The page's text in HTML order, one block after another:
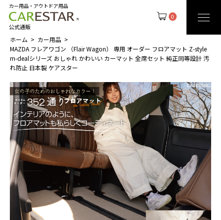
0
カー用品・アウトドア用品
公式通販
ホーム
カー用品
MAZDA フレアワゴン （Flair Wagon） 専用 オーダー フロアマット Z-style
m-dealシリーズ おしゃれ かわいい カーマット 全席セット 純正同等設計 汚
れ防止 日本製 ケアスター